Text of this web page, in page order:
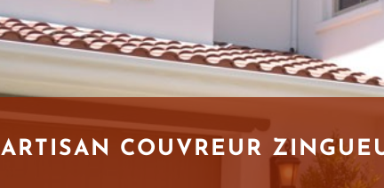
ARTISAN COUVREUR